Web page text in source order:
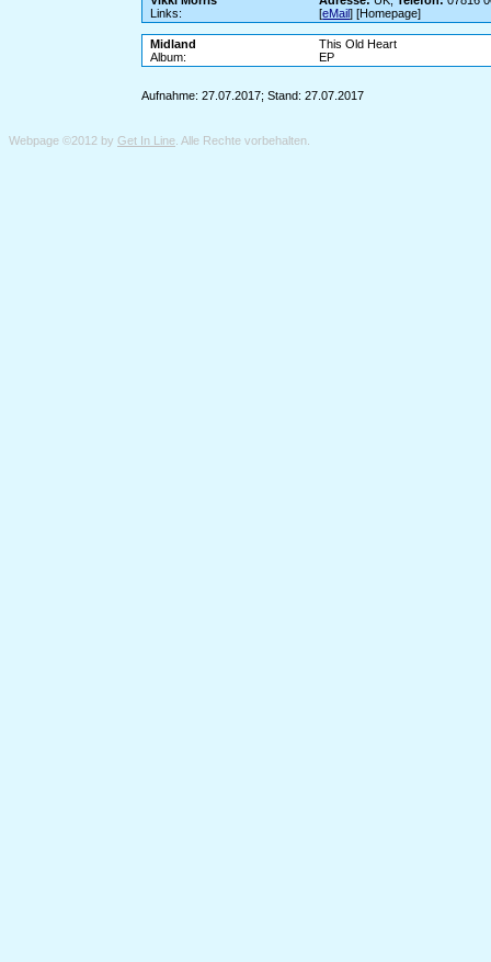
Links:
[eMail] [Homepage]
Midland
This Old Heart
Album:
EP
Aufnahme: 27.07.2017; Stand: 27.07.2017
Webpage ©2012 by Get In Line . Alle Rechte vorbehalten.